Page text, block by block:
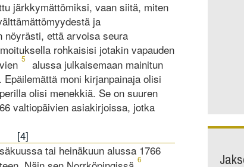
järkkymättömiksi, vaan siitä, miten
ja
että arvoisa seura
rohkaisisi jotakin vapauden
5
alussa julkaisemaan mainitun
moni kirjanpainaja olisi
olisi menekkiä. Se on suuren
valtiopäivien asiakirjoissa, jotka
[4]
tai heinäkuun alussa 1766
6